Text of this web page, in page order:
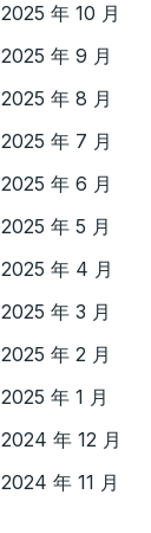
2025 年 10 月
2025 年 9 月
2025 年 8 月
2025 年 7 月
2025 年 6 月
2025 年 5 月
2025 年 4 月
2025 年 3 月
2025 年 2 月
2025 年 1 月
2024 年 12 月
2024 年 11 月